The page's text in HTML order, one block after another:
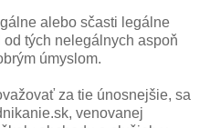
alebo sčasti legálne
od tých nelegálnych aspoň
úmyslom.
za tie únosnejšie, sa
venovanej